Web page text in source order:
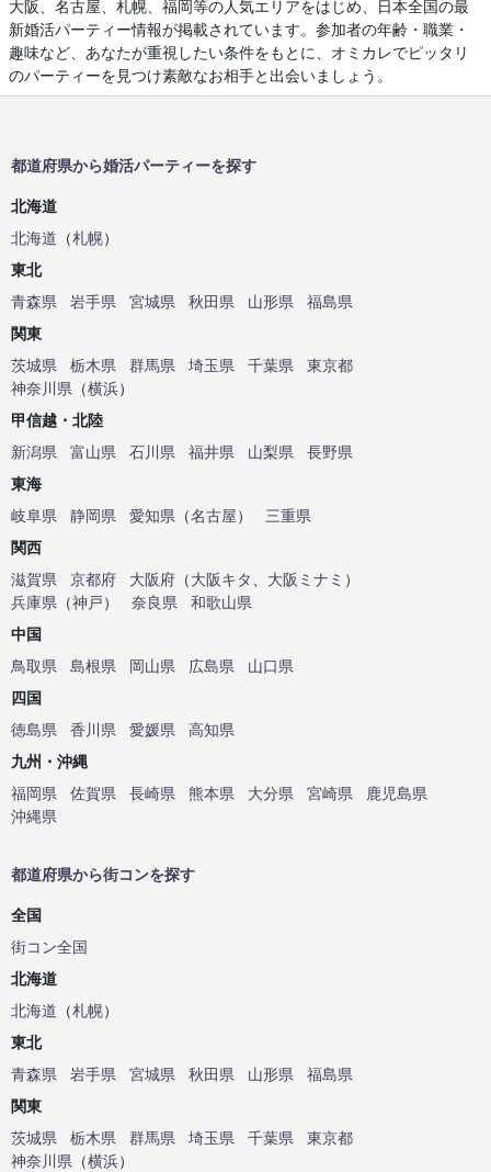
大阪、名古屋、札幌、福岡等の人気エリアをはじめ、日本全国の最
新婚活パーティー情報が掲載されています。参加者の年齢・職業・
趣味など、あなたが重視したい条件をもとに、オミカレでピッタリ
のパーティーを見つけ素敵なお相手と出会いましょう。
都道府県から婚活パーティーを探す
北海道
北海道 （札幌）
東北
青森県
岩手県 宮城県 秋田県 山形県
福島県
関東
茨城県
栃木県 群馬県 埼玉県 千葉県
東京都
神奈川県 （横浜）
甲信越・北陸
新潟県
富山県 石川県 福井県 山梨県
長野県
東海
岐阜県
静岡県 愛知県 （名古屋）
三重県
関西
滋賀県
京都府 大阪府 （大阪キタ、 大阪ミナミ ）
兵庫県 （神戸） 奈良県
和歌山県
中国
鳥取県
島根県 岡山県 広島県
山口県
四国
徳島県
香川県 愛媛県
高知県
九州・沖縄
福岡県
佐賀県 長崎県 熊本県 大分県 宮崎県
鹿児島県
沖縄県
都道府県から街コンを探す
全国
街コン全国
北海道
北海道 （札幌）
東北
青森県
岩手県 宮城県 秋田県 山形県
福島県
関東
茨城県
栃木県 群馬県 埼玉県 千葉県
東京都
神奈川県 （横浜）